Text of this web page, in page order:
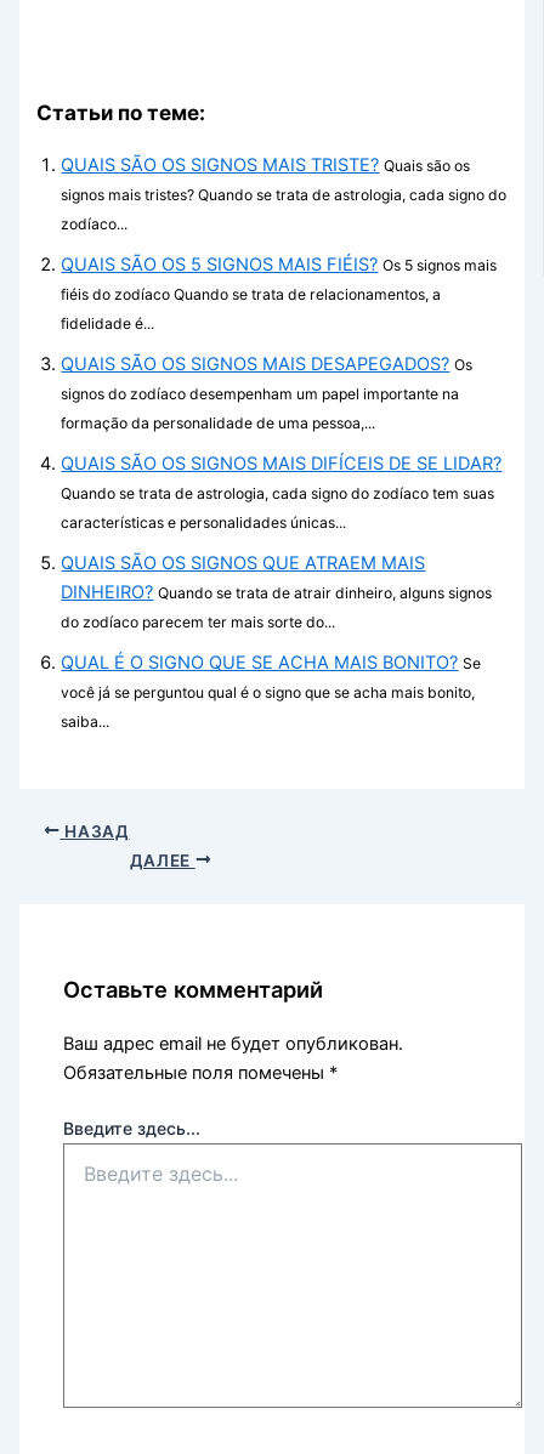
Статьи по теме:
QUAIS SÃO OS SIGNOS MAIS TRISTE? Quais são os
signos mais tristes? Quando se trata de astrologia, cada signo do
zodíaco...
QUAIS SÃO OS 5 SIGNOS MAIS FIÉIS? Os 5 signos mais
fiéis do zodíaco Quando se trata de relacionamentos, a
fidelidade é...
QUAIS SÃO OS SIGNOS MAIS DESAPEGADOS? Os
signos do zodíaco desempenham um papel importante na
formação da personalidade de uma pessoa,...
QUAIS SÃO OS SIGNOS MAIS DIFÍCEIS DE SE LIDAR?
Quando se trata de astrologia, cada signo do zodíaco tem suas
características e personalidades únicas...
QUAIS SÃO OS SIGNOS QUE ATRAEM MAIS
DINHEIRO? Quando se trata de atrair dinheiro, alguns signos
do zodíaco parecem ter mais sorte do...
QUAL É O SIGNO QUE SE ACHA MAIS BONITO? Se
você já se perguntou qual é o signo que se acha mais bonito,
saiba...
НАЗАД
ДАЛЕЕ
Оставьте комментарий
Ваш адрес email не будет опубликован.
Обязательные поля помечены *
Введите здесь...